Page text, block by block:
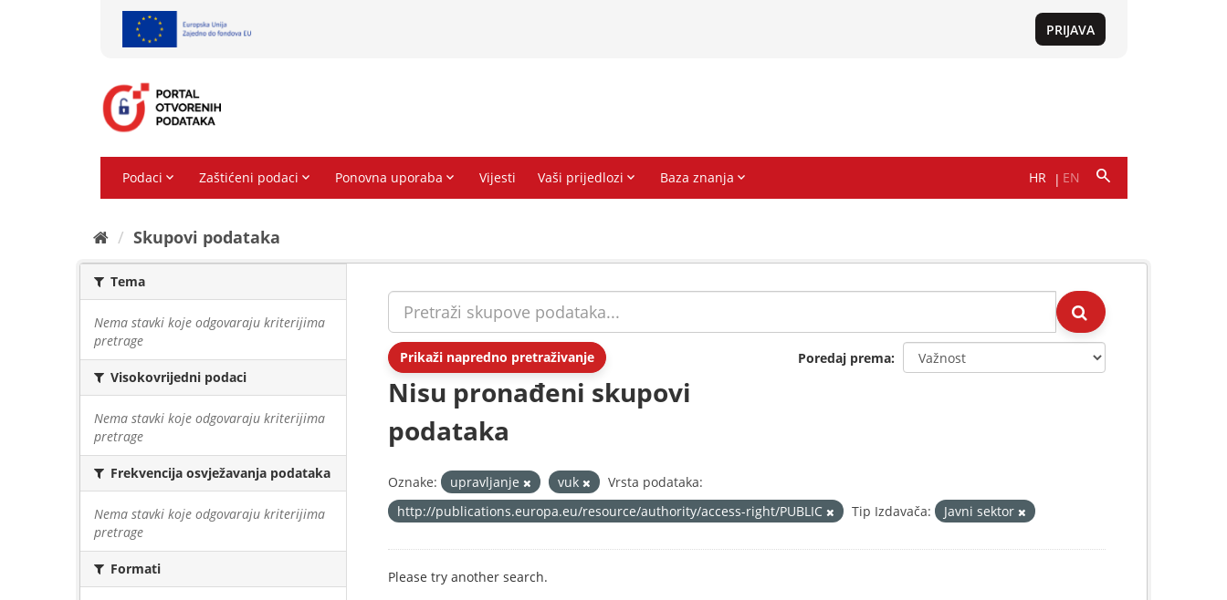
Skupovi podаtаkа
Tema
Nema stavki koje odgovaraju kriterijima
pretrage
Visokovrijedni podaci
Nema stavki koje odgovaraju kriterijima
pretrage
Frekvencija osvježavanja podataka
Nema stavki koje odgovaraju kriterijima
pretrage
Formati
Prikaži napredno pretraživanje Poredaj prema
Nisu pronađeni skupovi
podataka
Oznake: upravljanje vuk
Vrsta podataka:
http://publications.europa.eu/resource/authority/access-right/PUBLIC
Tip Izdavača: Javni sektor
Please try another search.